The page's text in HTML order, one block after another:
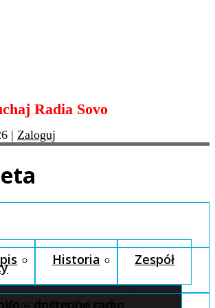
Radia Sovo
| Zaloguj
Historia Zespół
Pro Cultura
– dostępne radio